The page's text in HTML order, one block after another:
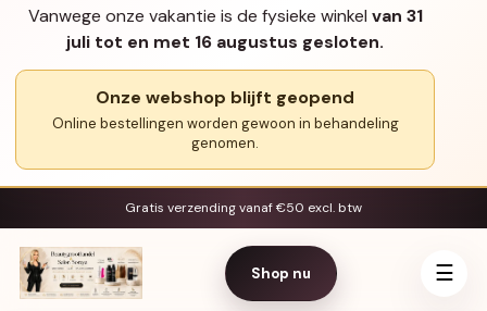
Vanwege onze vakantie is de fysieke winkel van 31
juli tot en met 16 augustus gesloten.
Onze webshop blijft geopend
Online bestellingen worden gewoon in behandeling
genomen.
Gratis verzending vanaf €50 excl. btw
Shop nu ☰